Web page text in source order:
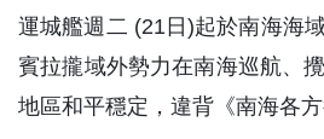
運城艦週二 (21日)起於南海海
賓拉攏域外勢力在南海巡航、
地區和平穩定，違背《南海各方